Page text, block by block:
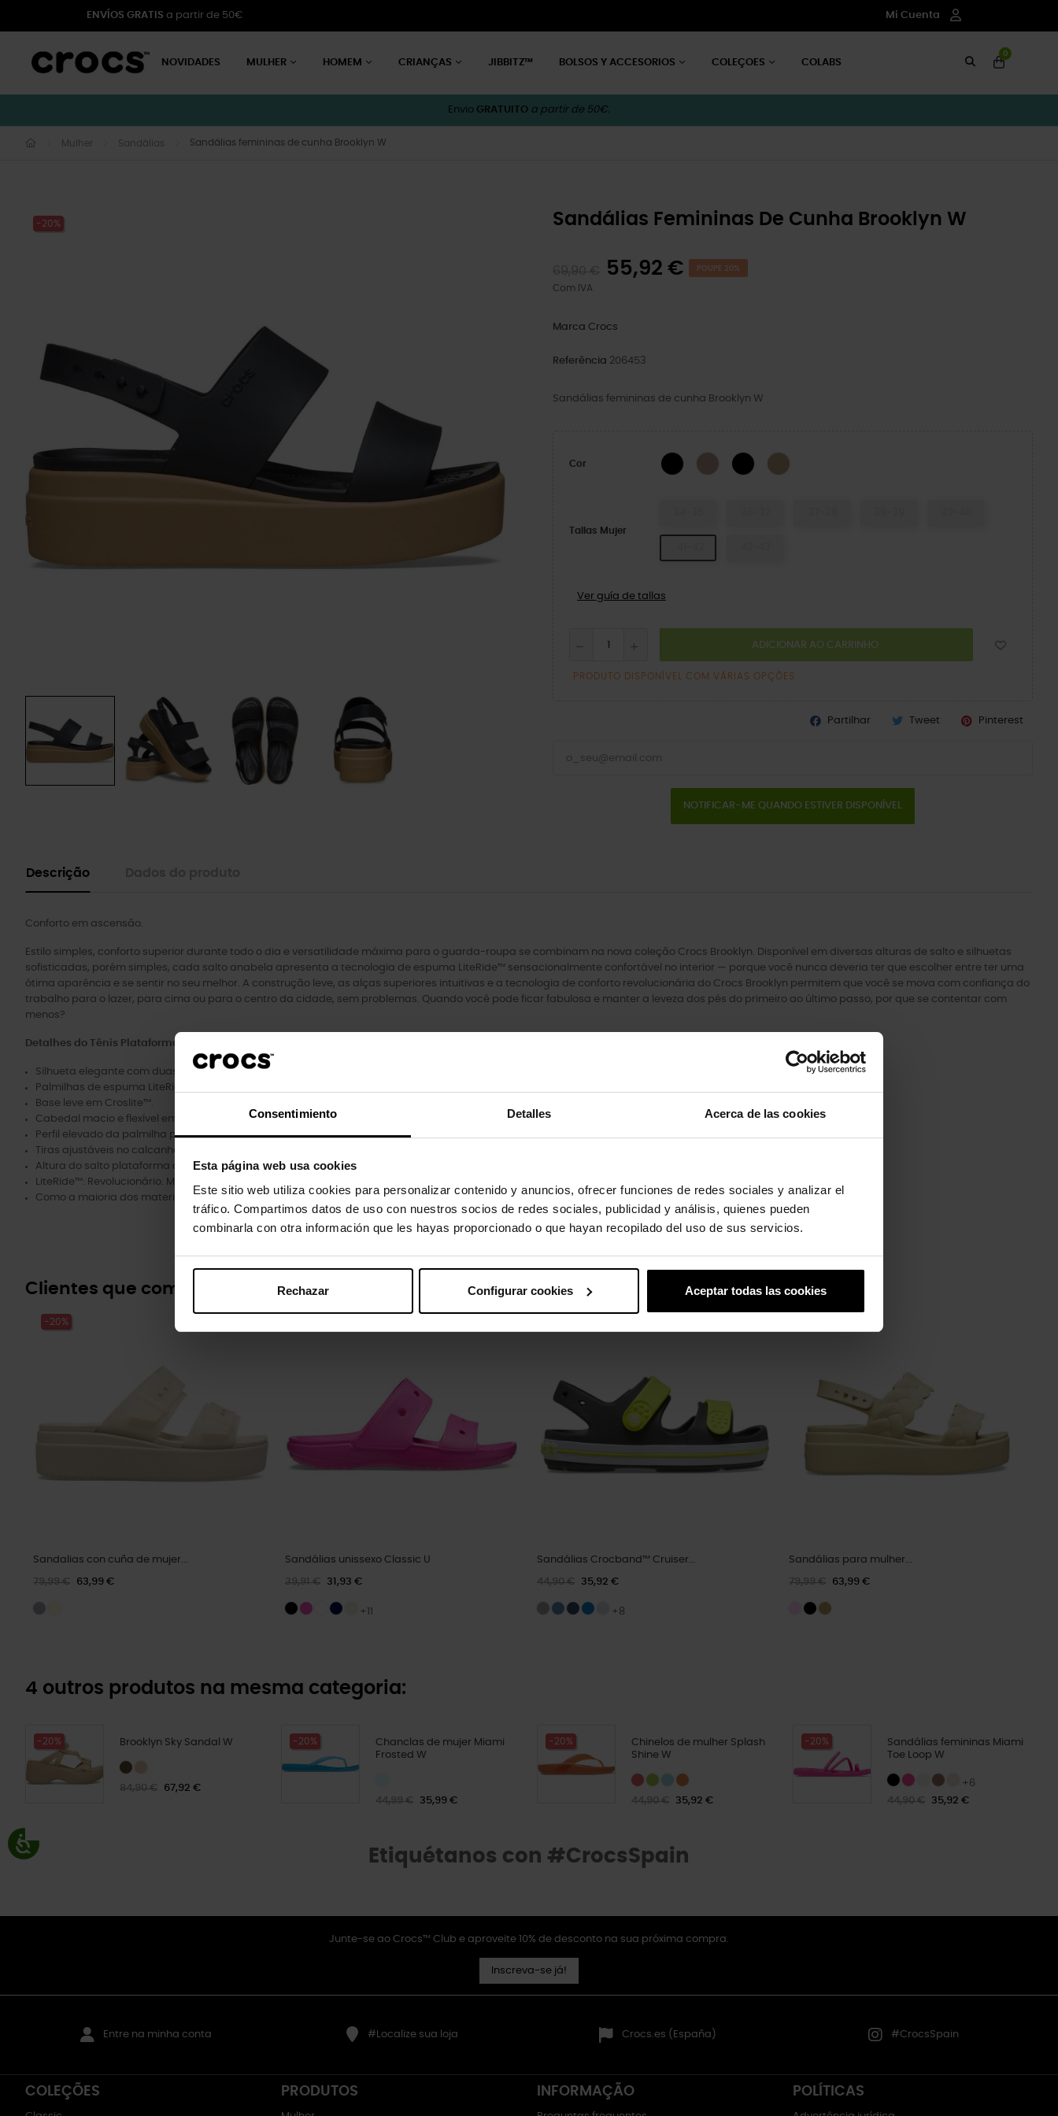
Consentimiento Detalles Acerca de las cookies
Esta página web usa cookies
Este sitio web utiliza cookies para personalizar contenido y anuncios, ofrecer funciones de redes sociales y analizar el
tráfico. Compartimos datos de uso con nuestros socios de redes sociales, publicidad y análisis, quienes pueden
combinarla con otra información que les hayas proporcionado o que hayan recopilado del uso de sus servicios.
Rechazar Configurar cookies Aceptar todas las cookies
ENVÍOS GRATIS a partir de 50€ Mi Cuenta
NOVIDADES MULHER HOMEM CRIANÇAS JIBBITZ™ BOLSOS Y ACCESORIOS COLEÇOES COLABS
0
Envio GRATUITO a partir de 50€.
Mulher Sandálias Sandálias femininas de cunha Brooklyn W
-20% Sandálias Femininas De Cunha Brooklyn W
55,92 € POUPE 20%
Com IVA
Marca Crocs
Referência 206453
Sandálias femininas de cunha Brooklyn W
Cor Preto/Cogumelo
Latte/Mushroom
BLACK/BLACKCashew/Cashew
Tallas Mujer
Ver guía de tallas
ADICIONAR AO CARRINHO
PRODUTO DISPONÍVEL COM VÁRIAS OPÇÕES
Partilhar Tweet Pinterest
NOTIFICAR-ME QUANDO ESTIVER DISPONÍVEL
Descrição
Conforto em ascensão.
Estilo simples, conforto superior durante todo o dia e versatilidade máxima para o guarda-roupa se combinam na nova coleção Crocs Brooklyn. Disponível em diversas alturas de salto e silhuetas
sofisticadas, porém simples, cada salto anabela apresenta a tecnologia de espuma LiteRide™ sensacionalmente confortável no interior — porque você nunca deveria ter que escolher entre ter uma
ótima aparência e se sentir no seu melhor. A construção leve, as alças superiores intuitivas e a tecnologia de conforto revolucionária do Crocs Brooklyn permitem que você se mova com confiança do
trabalho para o lazer, para cima ou para o centro da cidade, sem problemas. Quando você pode ficar fabulosa e manter a leveza dos pés do primeiro ao último passo, por que se contentar com
menos?
Detalhes do Tênis Plataforma Brooklyn Low:
Silhueta elegante com duas tiras e tiras no calcanhar para total segurança.
Palmilhas de espuma LiteRide™ revolucionárias para conforto superior durante todo o dia.
Base leve em Croslite™.
Cabedal macio e flexível em Croslite™ proporciona conforto desde o primeiro dia.
Perfil elevado da palmilha para maior suporte e estabilidade.
Tiras ajustáveis ​​no calcanhar com fivela inteligente e fechos de alavanca facilitam o calçar e o descalçar.
Altura do salto plataforma de 45 mm/1,7 pol.
LiteRide™: Revolucionário. Maciez que afunda. Conforto inovador.
Como a maioria dos materiais lisos, o cabedal pode arranhar com o uso normal.
Clientes que compraram este produto também compraram:
-20%
Sandalias con cuña de mujer...
79,99 € 63,99 €
Sandálias unissexo Classic U
39,91 € 31,93 €
+11
Sandálias Crocband™ Cruiser...
44,90 € 35,92 €
+8
Sandálias para mulher...
79,99 € 63,99 €
4 outros produtos na mesma categoria:
-20% Brooklyn Sky Sandal W
84,90 € 67,92 €
-20%
Chanclas de mujer Miami
Frosted W
44,99 € 35,99 €
-20%
Chinelos de mulher Splash
Shine W
44,90 € 35,92 €
-20%
Sandálias femininas Miami
Toe Loop W
+6
44,90 €
35,92 €
Etiquétanos con #CrocsSpain
Junte-se ao Crocs™ Club e aproveite 10% de desconto na sua próxima compra.
Inscreva-se já!
Entre na minha conta #Localize sua loja Crocs.es (España) #CrocsSpain
COLEÇÕES PRODUTOS INFORMAÇÃO POLÍTICAS